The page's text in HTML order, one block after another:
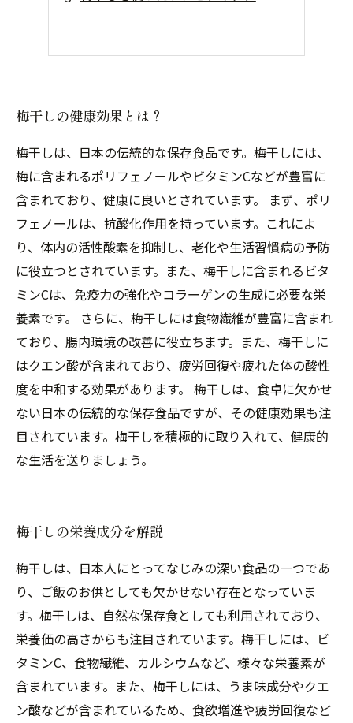
梅干しの健康効果とは？
梅干しは、日本の伝統的な保存食品です。梅干しには、
梅に含まれるポリフェノールやビタミンCなどが豊富に
含まれており、健康に良いとされています。 まず、ポリ
フェノールは、抗酸化作用を持っています。これによ
り、体内の活性酸素を抑制し、老化や生活習慣病の予防
に役立つとされています。また、梅干しに含まれるビタ
ミンCは、免疫力の強化やコラーゲンの生成に必要な栄
養素です。 さらに、梅干しには食物繊維が豊富に含まれ
ており、腸内環境の改善に役立ちます。また、梅干しに
はクエン酸が含まれており、疲労回復や疲れた体の酸性
度を中和する効果があります。 梅干しは、食卓に欠かせ
ない日本の伝統的な保存食品ですが、その健康効果も注
目されています。梅干しを積極的に取り入れて、健康的
な生活を送りましょう。
梅干しの栄養成分を解説
梅干しは、日本人にとってなじみの深い食品の一つであ
り、ご飯のお供としても欠かせない存在となっていま
す。梅干しは、自然な保存食としても利用されており、
栄養価の高さからも注目されています。梅干しには、ビ
タミンC、食物繊維、カルシウムなど、様々な栄養素が
含まれています。また、梅干しには、うま味成分やクエ
ン酸などが含まれているため、食欲増進や疲労回復など